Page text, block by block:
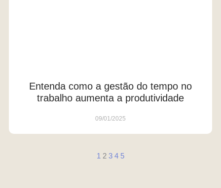
Entenda como a gestão do tempo no
trabalho aumenta a produtividade
09/01/2025
1 2 3 4 5